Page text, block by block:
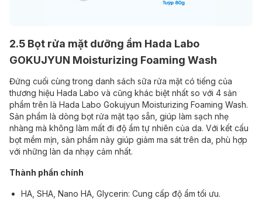
2.5 Bọt rửa mặt dưỡng ẩm Hada Labo
GOKUJYUN Moisturizing Foaming Wash
Đứng cuối cùng trong danh sách sữa rửa mặt có tiếng của
thương hiệu Hada Labo và cũng khác biệt nhất so với 4 sản
phẩm trên là Hada Labo Gokujyun Moisturizing Foaming Wash.
Sản phẩm là dòng bọt rửa mặt tạo sẵn, giúp làm sạch nhẹ
nhàng mà không làm mất đi độ ẩm tự nhiên của da. Với kết cấu
bọt mềm mịn, sản phẩm này giúp giảm ma sát trên da, phù hợp
với những làn da nhạy cảm nhất.
Thành phần chính
HA, SHA, Nano HA, Glycerin: Cung cấp độ ẩm tối ưu.